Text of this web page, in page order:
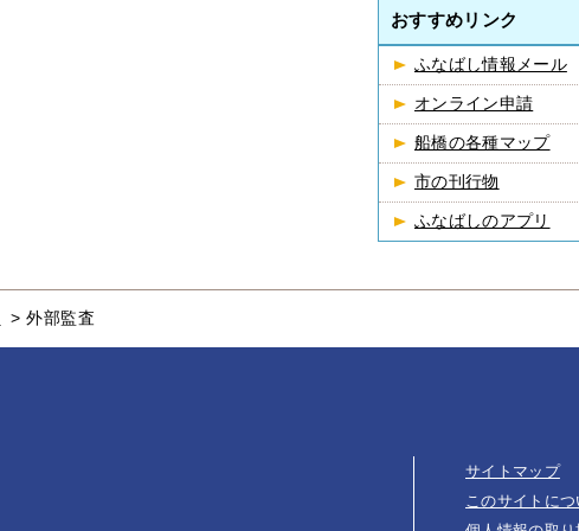
おすすめリンク
ふなばし情報メール
オンライン申請
船橋の各種マップ
市の刊行物
ふなばしのアプリ
> 外部監査
サイトマップ
このサイトにつ